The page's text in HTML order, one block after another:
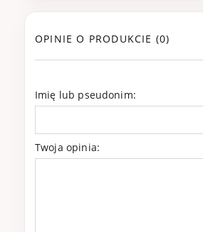
OPINIE O PRODUKCIE (0)
Imię lub pseudonim:
Twoja opinia: